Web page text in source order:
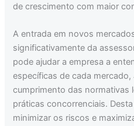
de crescimento com maior
A entrada em novos
significativamente da
pode ajudar a empresa a
específicas de cada
cumprimento das normativas
práticas concorrenciais.
minimizar os riscos e